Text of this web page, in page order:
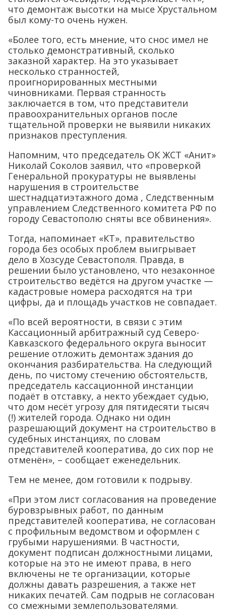
что демонтаж высотки на мысе Хрустальном
был кому-то очень нужен.
«Более того, есть мнение, что снос имел не
столько демонстративный, сколько
заказной характер. На это указывает
несколько странностей,
проигнорированных местными
чиновниками. Первая странность
заключается в том, что представители
правоохранительных органов после
тщательной проверки не выявили никаких
признаков преступления.
Напомним, что председатель ОК ЖСТ «Анит»
Николай Соколов заявил, что «проверкой
Генеральной прокуратуры не выявлены
нарушения в строительстве
шестнадцатиэтажного дома , Следственным
управлением Следственного комитета РФ по
городу Севастополю сняты все обвинения».
Тогда, напоминает «КТ», правительство
города без особых проблем выигрывает
дело в Хозсуде Севастополя. Правда, в
решении было установлено, что незаконное
строительство ведётся на другом участке —
кадастровые номера расходятся на три
цифры, да и площадь участков не совпадает.
«По всей вероятности, в связи с этим
Кассационный арбитражный суд Северо-
Кавказского федерального округа выносит
решение отложить демонтаж здания до
окончания разбирательства. На следующий
день, по чистому стечению обстоятельств,
председатель кассационной инстанции
подаёт в отставку, а некто убеждает судью,
что дом несёт угрозу для пятидесяти тысяч
(!) жителей города. Однако ни один
разрешающий документ на строительство в
судебных инстанциях, по словам
представителей кооператива, до сих пор не
отменён», – сообщает еженедельник.
Тем не менее, дом готовили к подрыву.
«При этом лист согласования на проведение
буровзрывных работ, по данным
представителей кооператива, не согласован
с профильным ведомством и оформлен с
грубыми нарушениями. В частности,
документ подписан должностными лицами,
которые на это не имеют права, в него
включены не те организации, которые
должны давать разрешения, а также нет
никаких печатей. Сам подрыв не согласован
со смежными землепользователями.